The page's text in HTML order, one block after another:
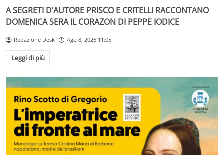
A SEGRETI D’AUTORE PRISCO E CRITELLI RACCONTANO
DOMENICA SERA IL CORAZON DI PEPPE IODICE
Redazione Desk Ago 8, 2026 11:05
Leggi di più